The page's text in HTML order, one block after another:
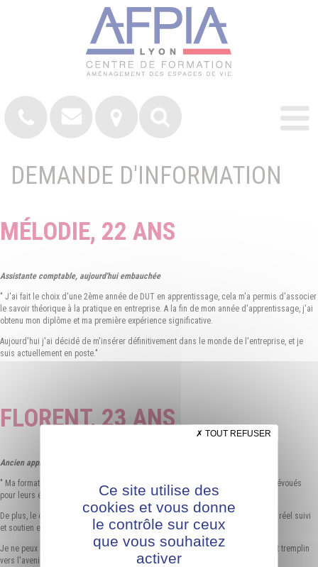
DEMANDE D'INFORMATION
MÉLODIE, 22 ANS
Assistante comptable, aujourd'hui embauchée
" J'ai fait le choix d'une 2ème année de DUT en apprentissage, cela m'a permis d'associer
le savoir théorique à la pratique en entreprise. A la fin de mon année d'apprentissage, j'ai
obtenu mon diplôme et ma première expérience significative.
Aujourd'hui j'ai décidé de m'insérer définitivement dans le monde de l'entreprise, et je
suis actuellement en poste."
FLORENT, 23 ANS
Ancien apprenti
" Ma formation a été un réel succès avec une équipe et un corps enseignants dévoués
pour leurs étudiants.
De plus, le choix de l'apprentissage permet de mettre en pratique la théorie. Un réel suivi
et soutien est présent.
Je ne peux que recommander la formation par apprentissage. C'est un excellent tremplin
vers l'avenir avec des postes intéressants à la clef."
Ce site utilise des
cookies et vous donne
le contrôle sur ceux
que vous souhaitez
activer
TOUT REFUSER